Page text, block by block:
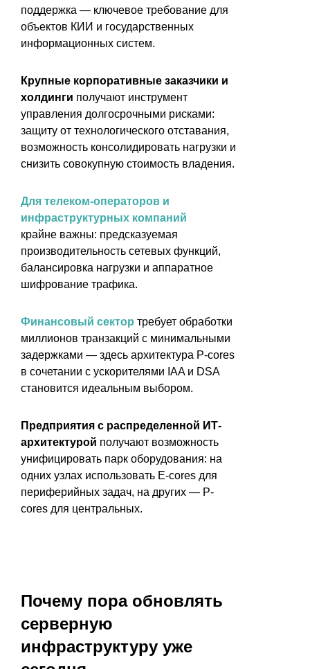
поддержка — ключевое требование для
объектов КИИ и государственных
информационных систем.
Крупные корпоративные заказчики и
холдинги получают инструмент
управления долгосрочными рисками:
защиту от технологического отставания,
возможность консолидировать нагрузки и
снизить совокупную стоимость владения.
Для телеком-операторов и
инфраструктурных компаний
крайне важны: предсказуемая
производительность сетевых функций,
балансировка нагрузки и аппаратное
шифрование трафика.
Финансовый сектор требует обработки
миллионов транзакций с минимальными
задержками — здесь архитектура P-cores
в сочетании с ускорителями IAA и DSA
становится идеальным выбором.
Предприятия с распределенной ИТ-
архитектурой получают возможность
унифицировать парк оборудования: на
одних узлах использовать E-cores для
периферийных задач, на других — P-
cores для центральных.
Почему пора обновлять
серверную
инфраструктуру уже